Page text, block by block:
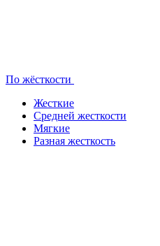
По жёсткости
Жесткие
Средней жесткости
Мягкие
Разная жесткость